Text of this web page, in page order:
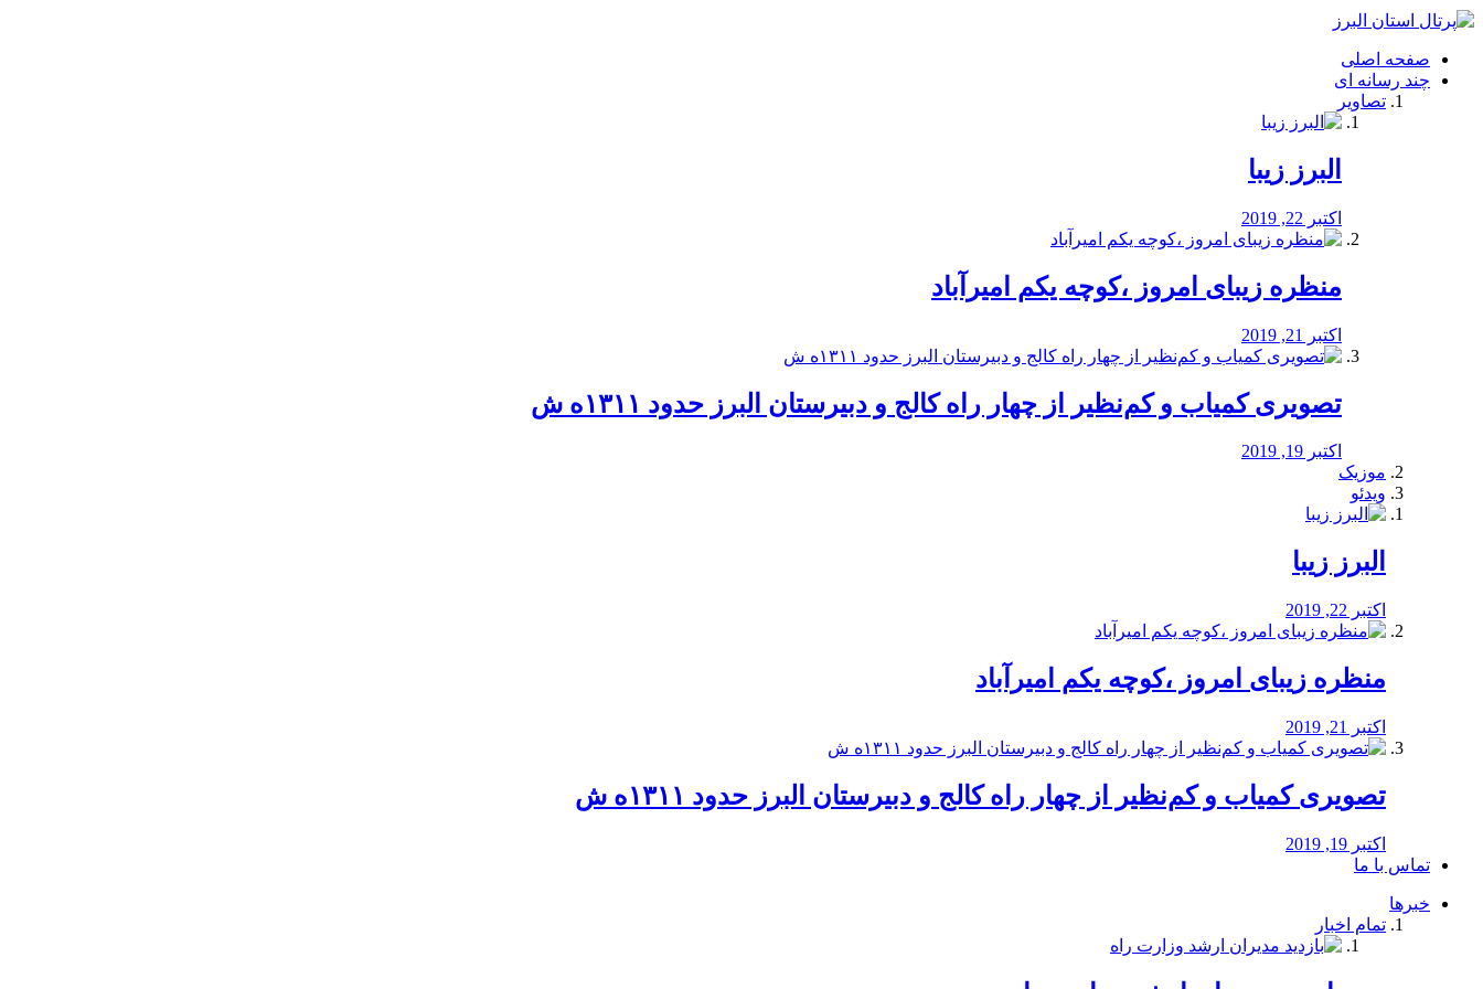
فصد
شرق
تهران
خشکشویی
صفحه اصلی
چند رسانه ای
تصاویر
البرز زیبا
اکتبر 22, 2019
منظره‌‌ زیبای امروز ،کوچه یکم امیرآباد
اکتبر 21, 2019
️تصویری کمیاب و کم‌نظیر از چهار راه كالج و دبيرستان البرز حدود ۱۳۱۱ه ش
اکتبر 19, 2019
موزیک
ویدئو
البرز زیبا
اکتبر 22, 2019
منظره‌‌ زیبای امروز ،کوچه یکم امیرآباد
اکتبر 21, 2019
️تصویری کمیاب و کم‌نظیر از چهار راه كالج و دبيرستان البرز حدود ۱۳۱۱ه ش
اکتبر 19, 2019
تماس با ما
خبرها
تمام اخبار